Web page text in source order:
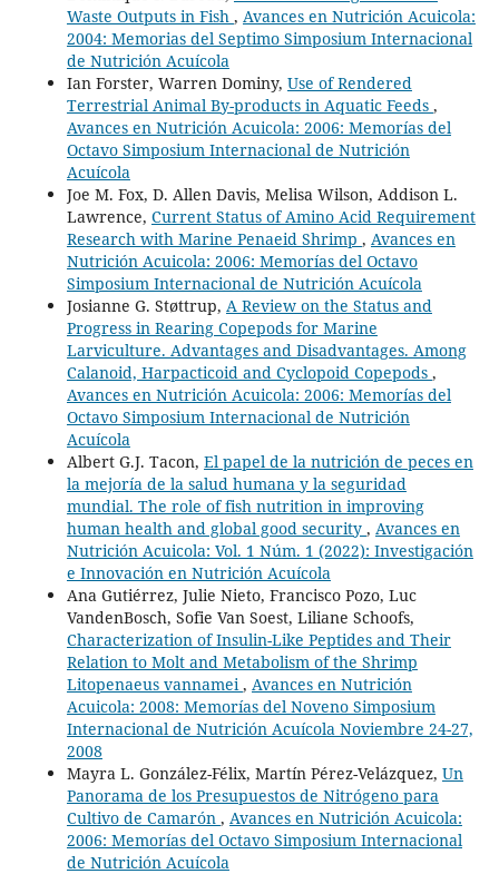
Waste Outputs in Fish , Avances en Nutrición Acuicola:
2004: Memorias del Septimo Simposium Internacional
de Nutrición Acuícola
Ian Forster, Warren Dominy, Use of Rendered
Terrestrial Animal By-products in Aquatic Feeds ,
Avances en Nutrición Acuicola: 2006: Memorías del
Octavo Simposium Internacional de Nutrición
Acuícola
Joe M. Fox, D. Allen Davis, Melisa Wilson, Addison L.
Lawrence, Current Status of Amino Acid Requirement
Research with Marine Penaeid Shrimp , Avances en
Nutrición Acuicola: 2006: Memorías del Octavo
Simposium Internacional de Nutrición Acuícola
Josianne G. Støttrup, A Review on the Status and
Progress in Rearing Copepods for Marine
Larviculture. Advantages and Disadvantages. Among
Calanoid, Harpacticoid and Cyclopoid Copepods ,
Avances en Nutrición Acuicola: 2006: Memorías del
Octavo Simposium Internacional de Nutrición
Acuícola
Albert G.J. Tacon, El papel de la nutrición de peces en
la mejoría de la salud humana y la seguridad
mundial. The role of fish nutrition in improving
human health and global good security , Avances en
Nutrición Acuicola: Vol. 1 Núm. 1 (2022): Investigación
e Innovación en Nutrición Acuícola
Ana Gutiérrez, Julie Nieto, Francisco Pozo, Luc
VandenBosch, Sofie Van Soest, Liliane Schoofs,
Characterization of Insulin-Like Peptides and Their
Relation to Molt and Metabolism of the Shrimp
Litopenaeus vannamei, Avances en Nutrición
Acuicola: 2008: Memorías del Noveno Simposium
Internacional de Nutrición Acuícola Noviembre 24-27,
2008
Mayra L. González-Félix, Martín Pérez-Velázquez, Un
Panorama de los Presupuestos de Nitrógeno para
Cultivo de Camarón , Avances en Nutrición Acuicola:
2006: Memorías del Octavo Simposium Internacional
de Nutrición Acuícola